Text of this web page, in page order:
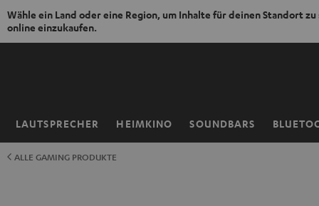
Wähle ein Land oder eine Region, um Inhalte für deinen Standort zu
online einzukaufen.
ZUM
LAUTSPRECHER HEIMKINO SOUNDBARS
Startseite
ALLE GAMING PRODUKTE